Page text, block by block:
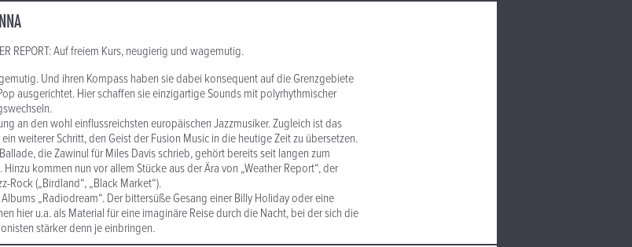
REPORT: Auf freiem Kurs, neugierig und wagemutig.
Und ihren Kompass haben sie dabei konsequent auf die Grenzgebiete
ausgerichtet. Hier schaffen sie einzigartige Sounds mit polyrhythmischer
an den wohl einflussreichsten europäischen Jazzmusiker. Zugleich ist das
weiterer Schritt, den Geist der Fusion Music in die heutige Zeit zu übersetzen.
die Zawinul für Miles Davis schrieb, gehört bereits seit langen zum
kommen nun vor allem Stücke aus der Ära von „Weather Report“, der
(„Birdland“, „Black Market“).
„Radiodream“. Der bittersüße Gesang einer Billy Holiday oder eine
hier u.a. als Material für eine imaginäre Reise durch die Nacht, bei der sich die
stärker denn je einbringen.